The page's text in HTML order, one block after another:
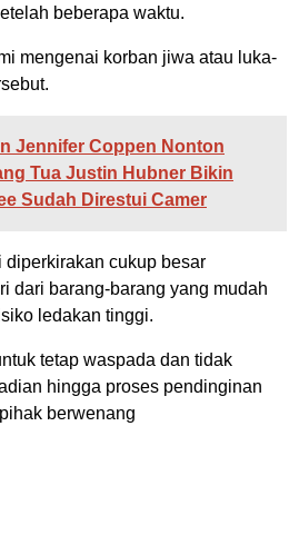
beberapa waktu.
mengenai korban jiwa atau luka-
Jennifer Coppen Nonton
Tua Justin Hubner Bikin
Sudah Direstui Camer
diperkirakan cukup besar
dari barang-barang yang mudah
ledakan tinggi.
tetap waspada dan tidak
hingga proses pendinginan
berwenang